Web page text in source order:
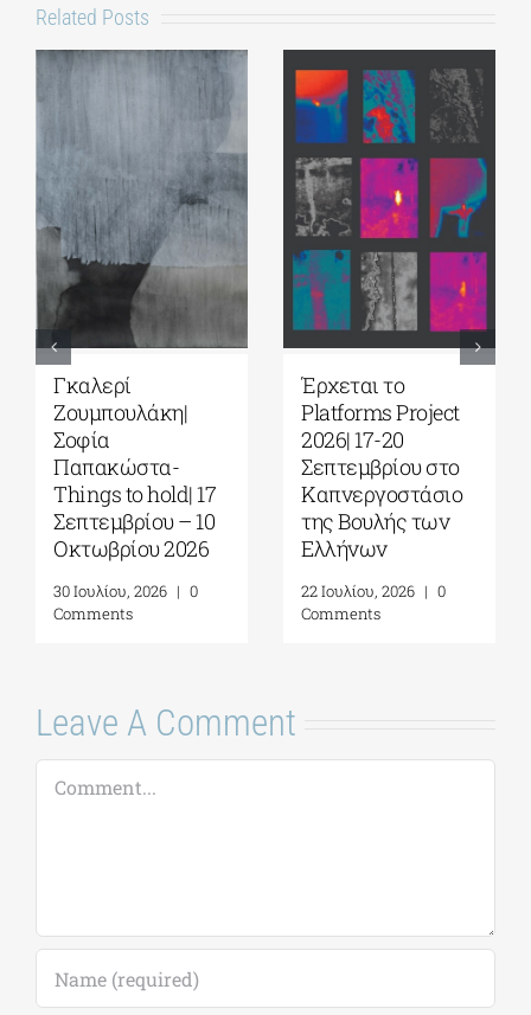
Related Posts
Γκαλερί
Ζουμπουλάκη|
Σοφία
Παπακώστα-
Things to hold| 17
Σεπτεμβρίου – 10
Οκτωβρίου 2026
30 Ιουλίου, 2026 | 0
Comments
Έρχεται το
Platforms Project
2026| 17-20
Σεπτεμβρίου στο
Καπνεργοστάσιο
της Βουλής των
Ελλήνων
22 Ιουλίου, 2026 | 0
Comments
Leave A Comment
Comment